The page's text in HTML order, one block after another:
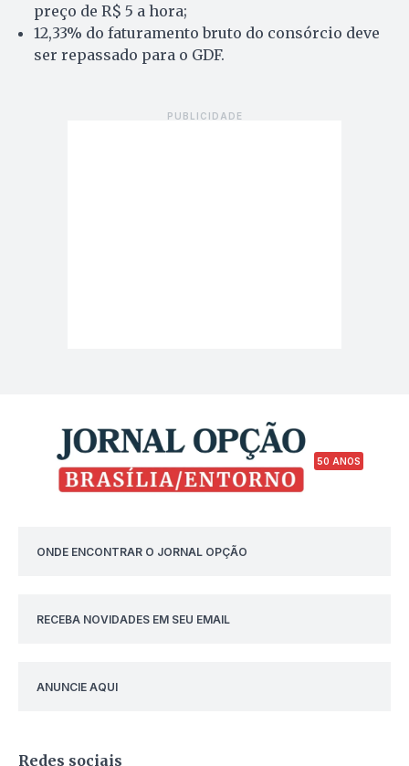
preço de R$ 5 a hora;
12,33% do faturamento bruto do consórcio deve
ser repassado para o GDF.
50 ANOS
ONDE ENCONTRAR O JORNAL OPÇÃO
RECEBA NOVIDADES EM SEU EMAIL
ANUNCIE AQUI
Redes sociais